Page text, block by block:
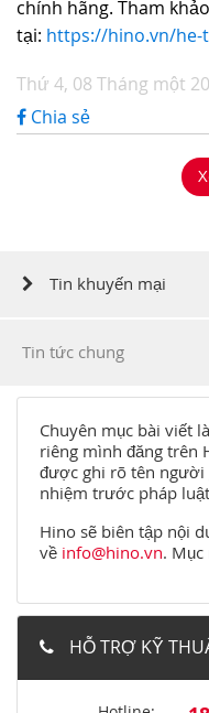
chính hãng. Tham
tại: https://hino.vn/he-
Thứ 4, 08 Tháng một
Chia sẻ
Tin khuyến mại
Tin tức chung
Chuyên mục bài viết
riêng mình đăng trên
được ghi rõ tên
nhiệm trước pháp
Hino sẽ biên tập nội
về info@hino.vn.
HỖ TRỢ KỸ